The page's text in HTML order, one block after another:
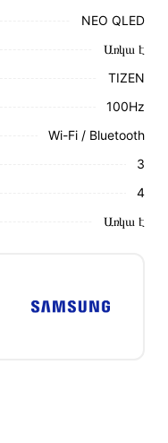
կայքում նշված
SAMSUNG
պայմանները
պատվերը և
առաքման
տեղադրելը,
համպատասխանում է
NEO QLED
Առկա է
TIZEN
100Hz
Wi-Fi / Bluetooth
3
4
Առկա է